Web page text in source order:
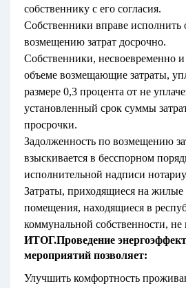
собственнику с его согласия.
Собственники вправе исполнить
возмещению затрат досрочно.
Собственники, несвоевременно
объеме возмещающие затраты,
размере 0,3 процента от не
установленный срок суммы
просрочки.
Задолженность по возмещению
взыскивается в бесспорном
исполнительной надписи
Затраты, приходящиеся на
помещения, находящиеся в
коммунальной собственности, не
ИТОГ.Проведение
мероприятий позволяет:
Улучшить комфортность